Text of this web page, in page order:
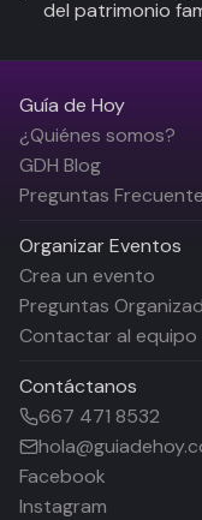
del patrimonio
Guía de Hoy
¿Quiénes somos?
GDH Blog
Preguntas
Organizar Eventos
Crea un evento
Preguntas
Contactar al equipo
Contáctanos
667 471 8532
Facebook
Instagram